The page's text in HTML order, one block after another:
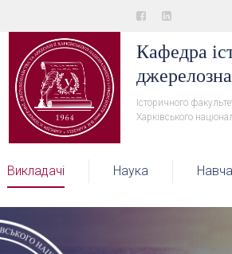
Кафедра
Історичного
Харківського
Викладачі Наука